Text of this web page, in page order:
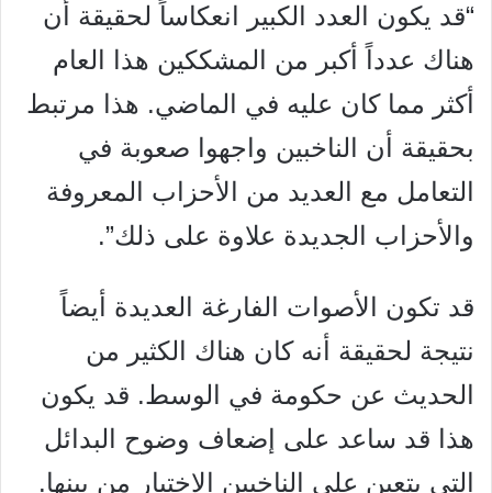
“قد يكون العدد الكبير انعكاساً لحقيقة أن
هناك عدداً أكبر من المشككين هذا العام
أكثر مما كان عليه في الماضي. هذا مرتبط
بحقيقة أن الناخبين واجهوا صعوبة في
التعامل مع العديد من الأحزاب المعروفة
والأحزاب الجديدة علاوة على ذلك”.
قد تكون الأصوات الفارغة العديدة أيضاً
نتيجة لحقيقة أنه كان هناك الكثير من
الحديث عن حكومة في الوسط. قد يكون
هذا قد ساعد على إضعاف وضوح البدائل
التي يتعين على الناخبين الاختيار من بينها.